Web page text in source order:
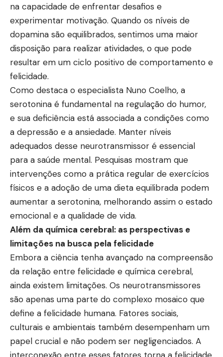
na capacidade de enfrentar desafios e
experimentar motivação. Quando os níveis de
dopamina são equilibrados, sentimos uma maior
disposição para realizar atividades, o que pode
resultar em um ciclo positivo de comportamento e
felicidade.
Como destaca o especialista Nuno Coelho, a
serotonina é fundamental na regulação do humor,
e sua deficiência está associada a condições como
a depressão e a ansiedade. Manter níveis
adequados desse neurotransmissor é essencial
para a saúde mental. Pesquisas mostram que
intervenções como a prática regular de exercícios
físicos e a adoção de uma dieta equilibrada podem
aumentar a serotonina, melhorando assim o estado
emocional e a qualidade de vida.
Além da química cerebral: as perspectivas e
limitações na busca pela felicidade
Embora a ciência tenha avançado na compreensão
da relação entre felicidade e química cerebral,
ainda existem limitações. Os neurotransmissores
são apenas uma parte do complexo mosaico que
define a felicidade humana. Fatores sociais,
culturais e ambientais também desempenham um
papel crucial e não podem ser negligenciados. A